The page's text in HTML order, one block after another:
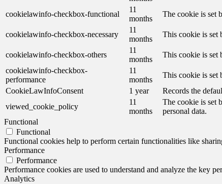
cookielawinfo-checkbox-functional
11
months
The cookie is set
cookielawinfo-checkbox-necessary
11
months
This cookie is set
cookielawinfo-checkbox-others
11
months
This cookie is set
cookielawinfo-checkbox-
performance
11
months
This cookie is set
CookieLawInfoConsent
1 year
Records the
viewed_cookie_policy
11
months
The cookie is set
personal data.
Functional
Functional
Functional cookies help to perform certain functionalities like
Performance
Performance
Performance cookies are used to understand and analyze the key
Analytics